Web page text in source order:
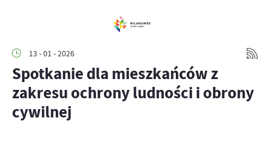
13 - 01 - 2026
Spotkanie dla mieszkańców z
zakresu ochrony ludności i obrony
cywilnej